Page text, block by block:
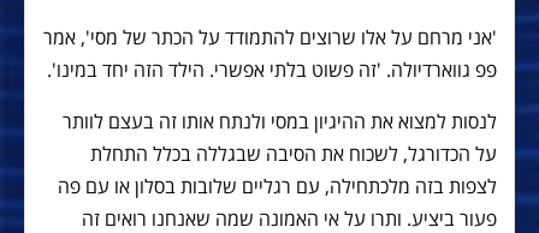
'אני מרחם על אלו שרוצים להתמודד על הכתר של מסי', אמר
פפ גווארדיולה. 'זה פשוט בלתי אפשרי. הילד הזה יחד במינו'.
לנסות למצוא את ההיגיון במסי ולנתח אותו זה בעצם לוותר
על הכדורגל, לשכוח את הסיבה שבגללה בכלל התחלת
לצפות בזה מלכתחילה, עם רגליים שלובות בסלון או עם פה
פעור ביציע. ותרו על אי האמונה שמה שאנחנו רואים זה